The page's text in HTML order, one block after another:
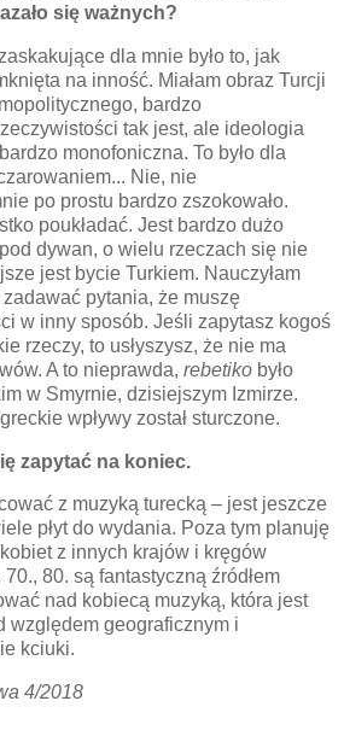
się ważnych?
dla mnie było to, jak
na inność. Miałam obraz Turcji
bardzo
tak jest, ale ideologia
monofoniczna. To było dla
Nie, nie
po prostu bardzo zszokowało.
poukładać. Jest bardzo dużo
dywan, o wielu rzeczach się nie
jest bycie Turkiem. Nauczyłam
pytania, że muszę
w inny sposób. Jeśli zapytasz kogoś
rzeczy, to usłyszysz, że nie ma
A to nieprawda, rebetiko było
w Smyrnie, dzisiejszym Izmirze.
wpływy został sturczone.
zapytać na koniec.
z muzyką turecką – jest jeszcze
płyt do wydania. Poza tym planuję
z innych krajów i kręgów
80. są fantastyczną źródłem
nad kobiecą muzyką, która jest
względem geograficznym i
kciuki.
4/2018